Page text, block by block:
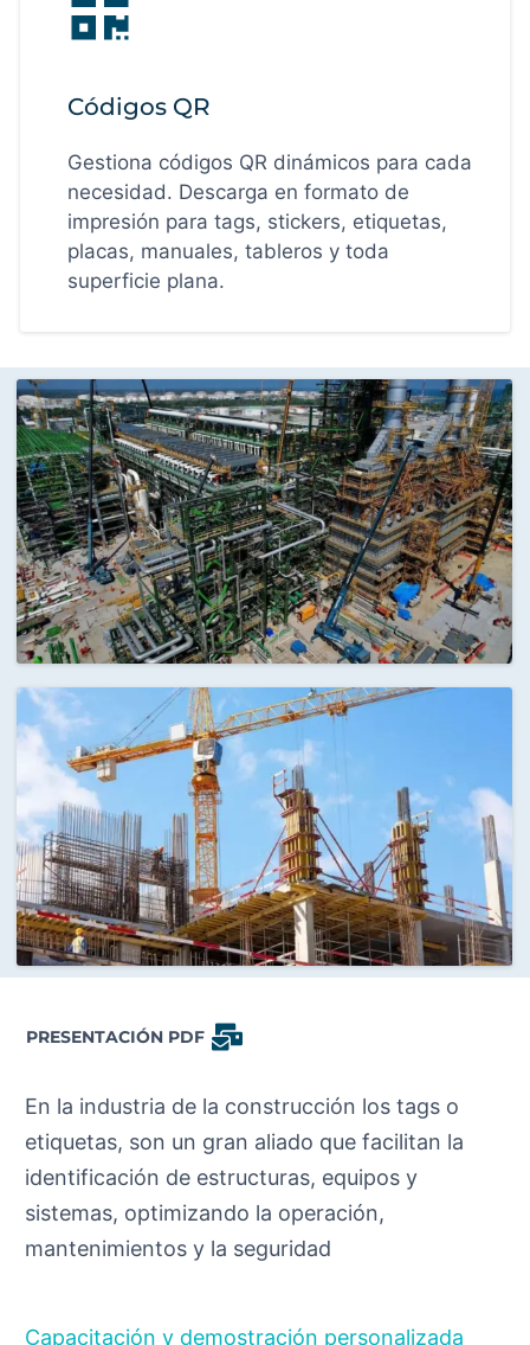
Códigos QR
Gestiona códigos QR dinámicos para cada
necesidad. Descarga en formato de
impresión para tags, stickers, etiquetas,
placas, manuales, tableros y toda
superficie plana.
PRESENTACIÓN PDF
En la industria de la construcción los tags o
etiquetas, son un gran aliado que facilitan la
identificación de estructuras, equipos y
sistemas, optimizando la operación,
mantenimientos y la seguridad
Capacitación y demostración personalizada